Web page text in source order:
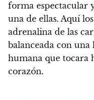
forma espectacular
una de ellas. Aquí
adrenalina de las
balanceada con
humana que tocara
corazón.